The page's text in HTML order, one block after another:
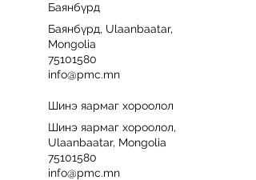
Баянбүрд
Баянбүрд, Ulaanbaatar,
Mongolia
75101580
info@pmc.mn
Шинэ яармаг хороолол
Шинэ яармаг хороолол,
Ulaanbaatar, Mongolia
75101580
info@pmc.mn